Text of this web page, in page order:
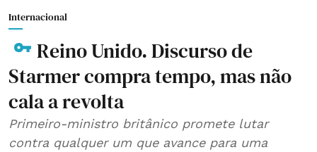
Internacional
Reino Unido. Discurso de
Starmer compra tempo, mas não
cala a revolta
Primeiro-ministro britânico promete lutar
contra qualquer um que avance para uma